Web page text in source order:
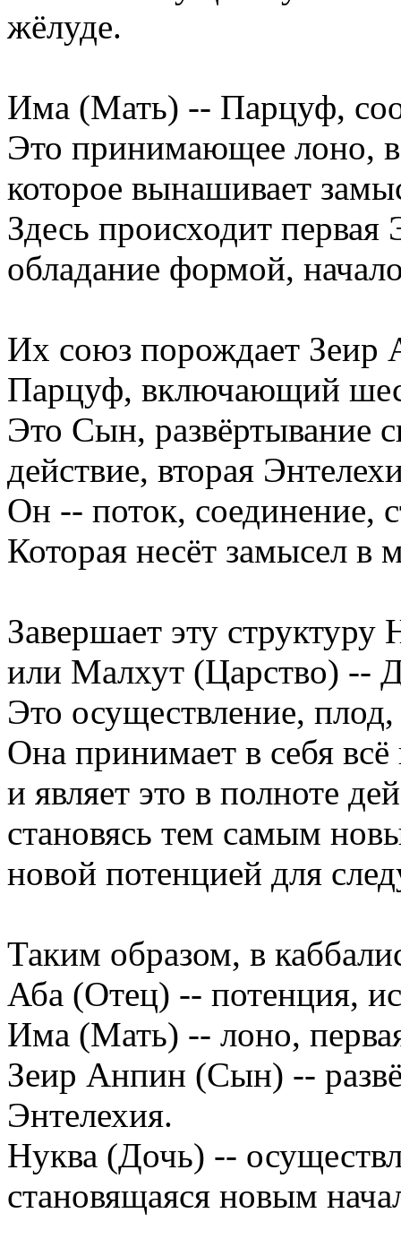
жёлуде.
Има (Мать) -- Парцуф,
Это принимающее лоно,
которое вынашивает
Здесь происходит первая
обладание формой,
Их союз порождает
Парцуф, включающий
Это Сын, развёртывание
действие, вторая
Он -- поток, соединение,
Которая несёт замысел в
Завершает эту
или Малхут (Царство) --
Это осуществление, плод,
Она принимает в себя
и являет это в полноте
становясь тем самым
новой потенцией для
Таким образом, в
Аба (Отец) -- потенция,
Има (Мать) -- лоно,
Зеир Анпин (Сын) --
Энтелехия.
Нуква (Дочь) --
становящаяся новым